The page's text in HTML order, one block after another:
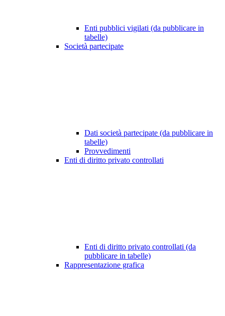
Enti pubblici vigilati (da pubblicare in
tabelle)
Società partecipate
Dati società partecipate (da pubblicare in
tabelle)
Provvedimenti
Enti di diritto privato controllati
Enti di diritto privato controllati (da
pubblicare in tabelle)
Rappresentazione grafica